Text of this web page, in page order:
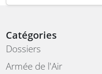
Catégories
Dossiers
Armée de l'Air